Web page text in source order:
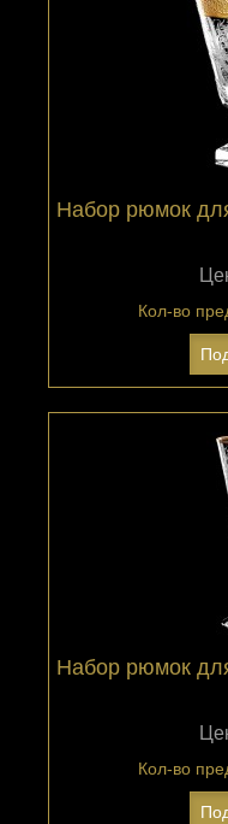
Набор рюмок
Кол-во
Набор рюмок
Кол-во